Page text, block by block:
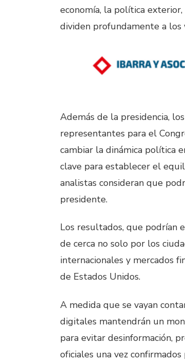
economía, la política
dividen profundamente a los
Además de la presidencia,
representantes para el
cambiar la dinámica política
clave para establecer el
analistas consideran que
presidente.
Los resultados, que podrían
de cerca no solo por los
internacionales y mercados
de Estados Unidos.
A medida que se vayan
digitales mantendrán un
para evitar desinformación,
oficiales una vez